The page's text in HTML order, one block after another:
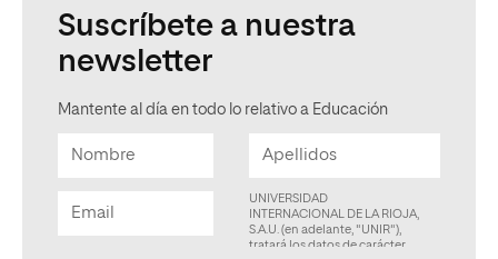
Suscríbete a nuestra
newsletter
Mantente al día en todo lo relativo a Educación